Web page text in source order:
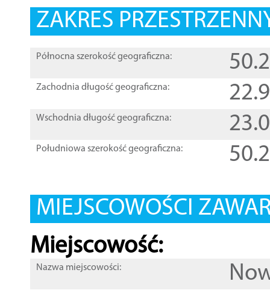
ZAKRES
Północna szerokość geograficzna:
Zachodnia długość geograficzna:
Wschodnia długość geograficzna:
Południowa szerokość geograficzna:
MIEJSCOWOŚCI
Miejscowość:
Nazwa miejscowości: